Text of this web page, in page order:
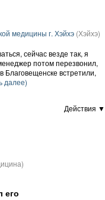
медицины г. Хэйхэ (Хэйхэ)
сейчас везде так, я
потом перезвонил,
Благовещенске встретили,
далее)
Действия ▼
его